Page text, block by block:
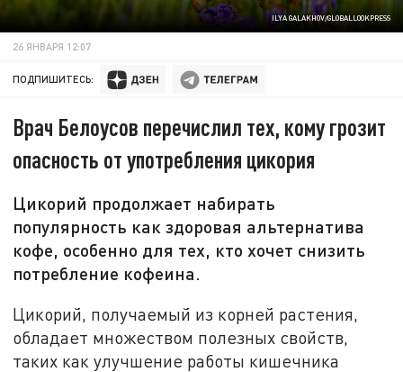
ILYA GALAKHOV/GLOBALLOOKPRESS
26 ЯНВАРЯ 12:07
ПОДПИШИТЕСЬ:
Врач Белоусов перечислил тех, кому грозит
опасность от употребления цикория
Цикорий продолжает набирать
популярность как здоровая альтернатива
кофе, особенно для тех, кто хочет снизить
потребление кофеина.
Цикорий, получаемый из корней растения,
обладает множеством полезных свойств,
таких как улучшение работы кишечника